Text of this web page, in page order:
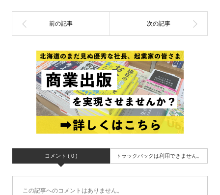
コメント ( 0 ) トラックバックは利用できません。
この記事へのコメントはありません。